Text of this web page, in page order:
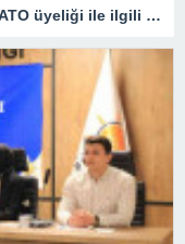
Son dakika: Türkiye, Finlandiya’nın NATO üyeliği ile ilgili ne karar verdi? Cumhurbaşkanı Erdoğan duyurdu: ‘Onay sürecini başlatmaya karar verdik’